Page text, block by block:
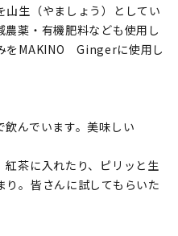
山生（やましょう）としてい
薬・有機肥料なども使用し
をMAKINO Gingerに使用し
んでいます。美味しい
茶に入れたり、ピリッと生
。皆さんに試してもらいた